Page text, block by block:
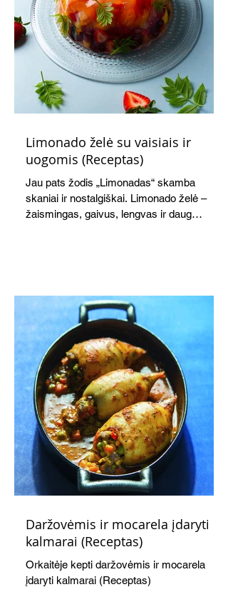
Limonado želė su vaisiais ir
uogomis (Receptas)
Jau pats žodis „Limonadas“ skamba
skaniai ir nostalgiškai. Limonado želė –
žaismingas, gaivus, lengvas ir daug
Daržovėmis ir mocarela įdaryti
kalmarai (Receptas)
Orkaitėje kepti daržovėmis ir mocarela
įdaryti kalmarai (Receptas)